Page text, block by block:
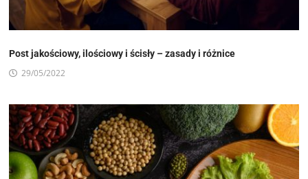
Post jakościowy, ilościowy i ścisły – zasady i różnice
29/05/2022